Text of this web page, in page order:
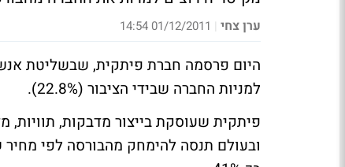
ערן צחי |
01/12/2011 14:54
היום פרסמה חברת פיתקית, שבשליטת
למניות החברה שבידי הציבור (22.8%).
פיתקית שעוסקת בייצור מדבקות, תוויות,